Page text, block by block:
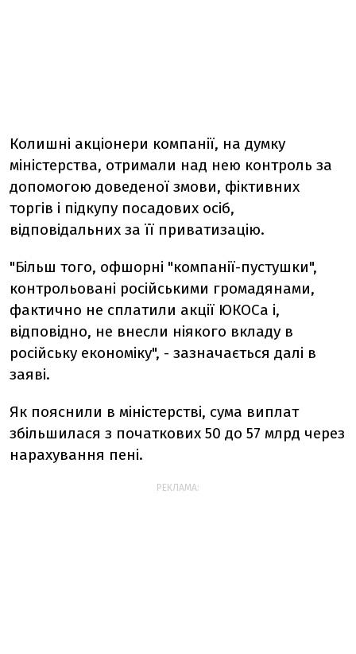
Колишні акціонери компанії, на думку
міністерства, отримали над нею контроль за
допомогою доведеної змови, фіктивних
торгів і підкупу посадових осіб,
відповідальних за її приватизацію.
"Більш того, офшорні "компанії-пустушки",
контрольовані російськими громадянами,
фактично не сплатили акції ЮКОСа і,
відповідно, не внесли ніякого вкладу в
російську економіку", - зазначається далі в
заяві.
Як пояснили в міністерстві, сума виплат
збільшилася з початкових 50 до 57 млрд через
нарахування пені.
РЕКЛАМА: